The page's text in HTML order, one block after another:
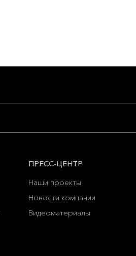
ПРЕСС-ЦЕНТР
Наши проекты
Новости компании
Видеоматериалы